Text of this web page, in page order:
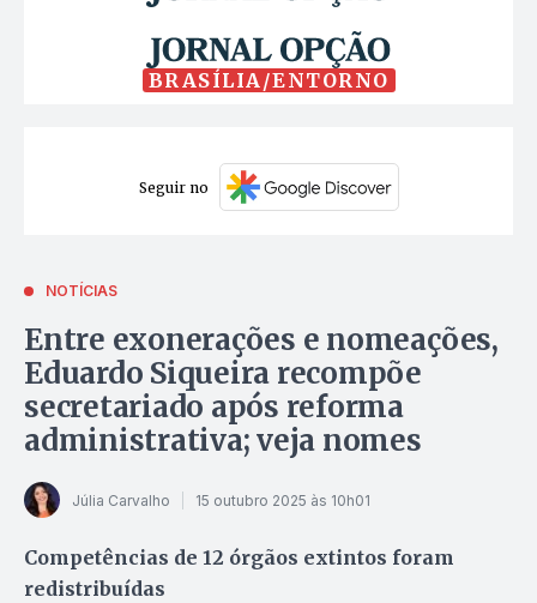
BRASÍLIA/ENTORNO
Seguir no
NOTÍCIAS
Entre exonerações e nomeações,
Eduardo Siqueira recompõe
secretariado após reforma
administrativa; veja nomes
Júlia Carvalho 15 outubro 2025 às 10h01
Competências de 12 órgãos extintos foram
redistribuídas